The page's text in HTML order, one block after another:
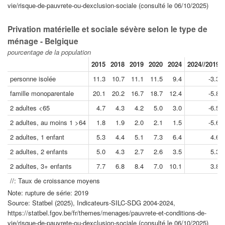
vie/risque-de-pauvrete-ou-dexclusion-sociale (consulté le 06/10/2025)
Privation matérielle et sociale sévère selon le type de
ménage - Belgique
pourcentage de la population
2015 2018 2019 2020 2024 2024//2019
personne isolée
11.3 10.7 11.1 11.5 9.4
-3.3
famille monoparentale
20.1 20.2 16.7 18.7 12.4
-5.8
2 adultes <65
4.7 4.3 4.2 5.0 3.0
-6.5
2 adultes, au moins 1 >64
1.8 1.9 2.0 2.1 1.5
-5.6
2 adultes, 1 enfant
5.3 4.4 5.1 7.3 6.4
4.6
2 adultes, 2 enfants
5.0 4.3 2.7 2.6 3.5
5.3
2 adultes, 3+ enfants
7.7 6.8 8.4 7.0 10.1
3.8
//: Taux de croissance moyens
Note: rupture de série: 2019
Source: Statbel (2025), Indicateurs-SILC-SDG 2004-2024,
https://statbel.fgov.be/fr/themes/menages/pauvrete-et-conditions-de-
vie/risque-de-pauvrete-ou-dexclusion-sociale (consulté le 06/10/2025)